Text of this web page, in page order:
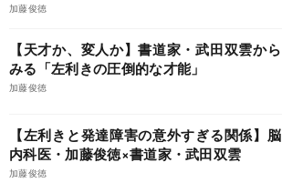
加藤俊徳
【天才か、変人か】書道家・武田双雲から
みる「左利きの圧倒的な才能」
加藤俊徳
【左利きと発達障害の意外すぎる関係】脳
内科医・加藤俊徳×書道家・武田双雲
加藤俊徳